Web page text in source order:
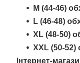
M (44-46)
L (46-48)
XL (48-50)
XXL (50-52)
Інтернет-